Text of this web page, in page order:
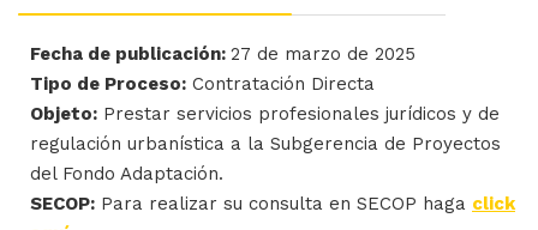
Fecha de publicación: 27 de marzo de 2025
Tipo de Proceso: Contratación Directa
Objeto: Prestar servicios profesionales jurídicos y de
regulación urbanística a la Subgerencia de Proyectos
del Fondo Adaptación.
SECOP: Para realizar su consulta en SECOP haga click